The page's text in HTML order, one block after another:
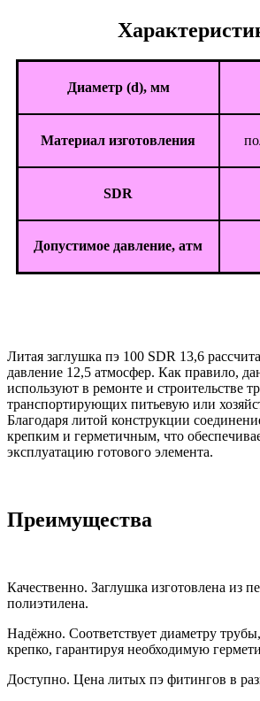
Диаметр (d), мм
Материал изготовления
SDR
Допустимое давление, атм
Литая заглушка пэ 100 SDR 13,6
давление 12,5 атмосфер. Как правило,
используют в ремонте и строительстве
транспортирующих питьевую или
Благодаря литой конструкции
крепким и герметичным, что
эксплуатацию готового элемента.
Преимущества
Качественно. Заглушка изготовлена из
полиэтилена.
Надёжно. Соответствует диаметру
крепко, гарантируя необходимую
Доступно. Цена литых пэ фитингов в